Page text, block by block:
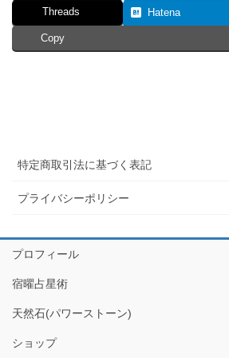
Threads Hatena
Copy
特定商取引法に基づく表記
プライバシーポリシー
プロフィール
宿曜占星術
天然石(パワーストーン)
ショップ